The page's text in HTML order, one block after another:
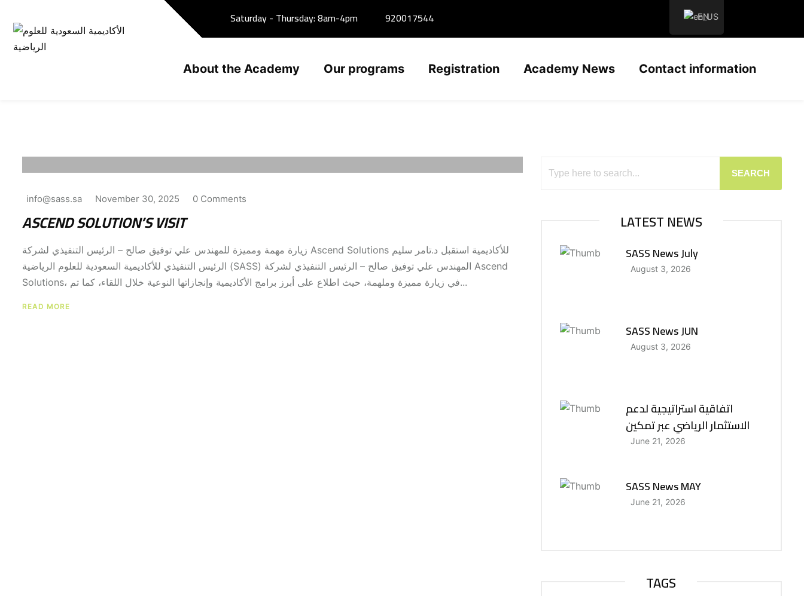
content
Saturday - Thursday: 8am-4pm 920017544
About the Academy Our programs Registration Academy News Contact information
info@sass.sa November 30, 2025 0 Comments
ASCEND SOLUTION’S VISIT
زيارة مهمة ومميزة للمهندس علي توفيق صالح – الرئيس التنفيذي لشركة Ascend Solutions للأكاديمية استقبل د.تامر سليم
الرئيس التنفيذي للأكاديمية السعودية للعلوم الرياضية (SASS) المهندس علي توفيق صالح – الرئيس التنفيذي لشركة Ascend
Solutions، في زيارة مميزة وملهمة، حيث اطلاع على أبرز برامج الأكاديمية وإنجازاتها النوعية خلال اللقاء، كما تم...
READ MORE
SEARCH
LATEST NEWS
SASS News July
August 3, 2026
SASS News JUN
August 3, 2026
اتفاقية استراتيجية لدعم
الاستثمار الرياضي عبر تمكين
June 21, 2026
SASS News MAY
June 21, 2026
TAGS
EN